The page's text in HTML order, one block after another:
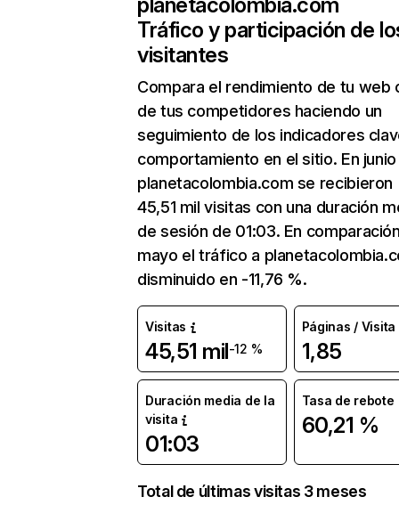
Tráfico y participación de
visitantes
Compara el rendimiento de tu web
de tus competidores haciendo un
seguimiento de los indicadores
comportamiento en el sitio. En junio
planetacolombia.com se recibieron
45,51 mil visitas con una duración
de sesión de 01:03. En
mayo el tráfico a
disminuido en -11,76 %.
Visitas
45,51 mil-12 %
Páginas / Visita
1,85
Duración media de la
visita
01:03
Tasa de rebote
60,21 %
Total de últimas visitas 3 meses